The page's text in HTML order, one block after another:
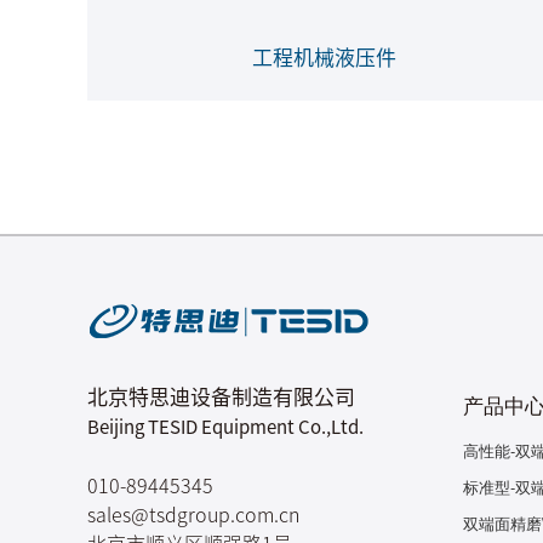
工程机械液压件
北京特思迪设备制造有限公司
Beijing TESID Equipment Co.,Ltd.
010-89445345
sales@tsdgroup.com.cn
产品中
高性能-双
标准型-双
双端面精